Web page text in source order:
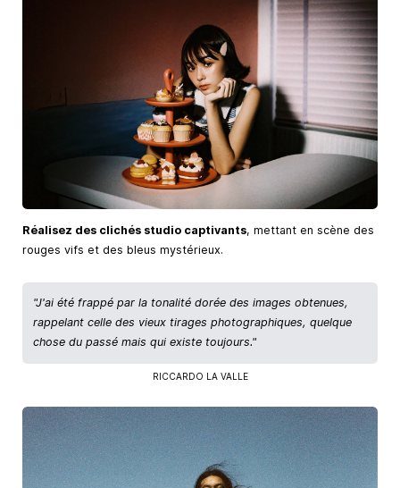
Réalisez des clichés studio captivants, mettant en scène des
rouges vifs et des bleus mystérieux.
"J'ai été frappé par la tonalité dorée des images obtenues,
rappelant celle des vieux tirages photographiques, quelque
chose du passé mais qui existe toujours."
RICCARDO LA VALLE